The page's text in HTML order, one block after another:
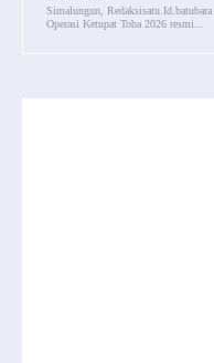
Simalungun,
Operasi Ketupat Toba 2026 resmi...